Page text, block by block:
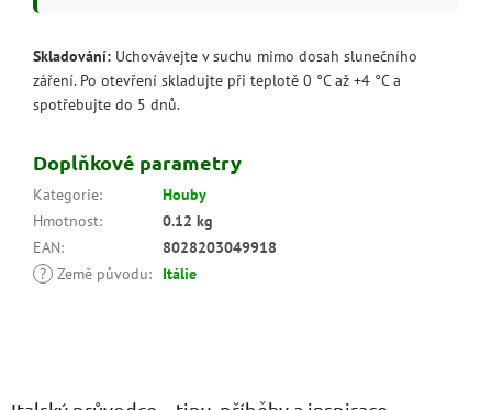
Skladování: Uchovávejte v suchu mimo dosah slunečního
záření. Po otevření skladujte při teplotě 0 °C až +4 °C a
spotřebujte do 5 dnů.
Doplňkové parametry
Kategorie:
Houby
Hmotnost:
0.12 kg
EAN:
8028203049918
? Země původu: Itálie